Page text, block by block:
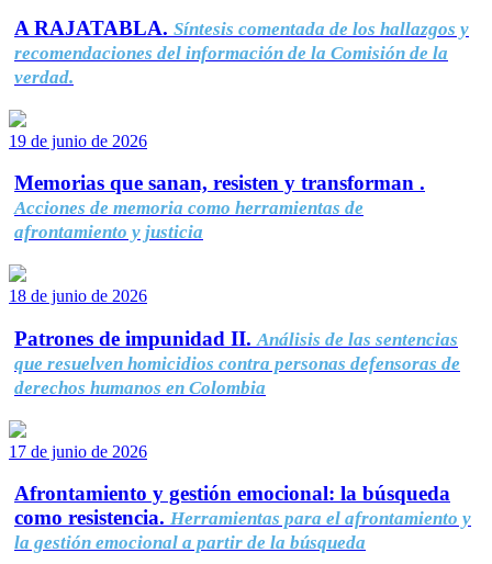
A RAJATABLA. Síntesis comentada de los hallazgos y
recomendaciones del información de la Comisión de la
verdad.
19 de junio de 2026
Memorias que sanan, resisten y transforman .
Acciones de memoria como herramientas de
afrontamiento y justicia
18 de junio de 2026
Patrones de impunidad II. Análisis de las sentencias
que resuelven homicidios contra personas defensoras de
derechos humanos en Colombia
17 de junio de 2026
Afrontamiento y gestión emocional: la búsqueda
como resistencia. Herramientas para el afrontamiento y
la gestión emocional a partir de la búsqueda